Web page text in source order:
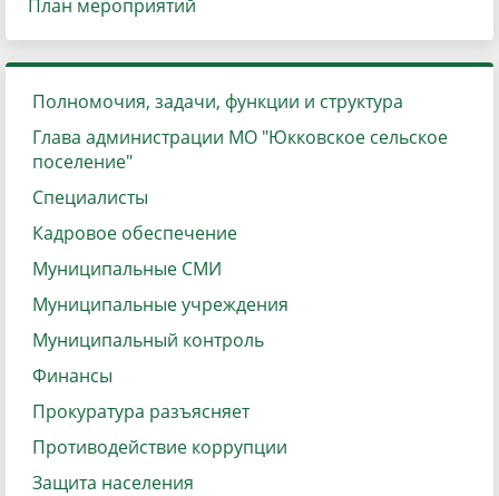
План мероприятий
Полномочия, задачи, функции и структура
Глава администрации МО "Юкковское сельское
поселение"
Специалисты
Кадровое обеспечение
Муниципальные СМИ
Муниципальные учреждения
Муниципальный контроль
Финансы
Прокуратура разъясняет
Противодействие коррупции
Защита населения